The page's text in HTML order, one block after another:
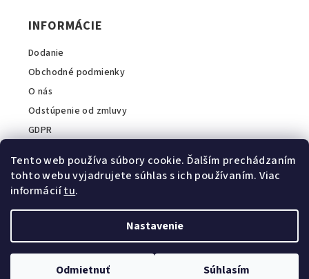
Tento web používa súbory cookie. Ďalším prechádzaním
tohto webu vyjadrujete súhlas s ich používaním. Viac
informáciítu.
Nastavenie
Odmietnuť Súhlasím
u
INFORMÁCIE
Dodanie
Obchodné podmienky
O nás
Odstúpenie od zmluvy
GDPR
INFORMÁCIE O E-SHOPE
Zavolajte nám:+421 911 044 040
E-mail:info@intopvet.sk
💬